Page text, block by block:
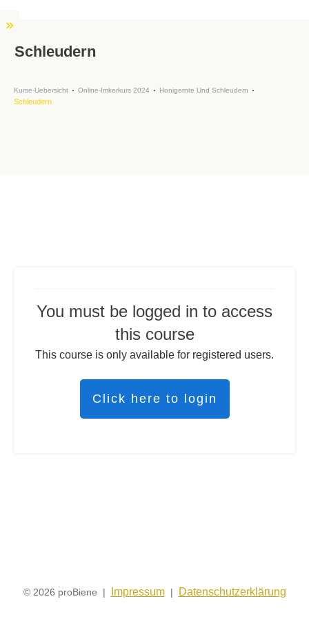
Schleudern
Kurse-Uebersicht Online-Imkerkurs 2024 Honigernte Und Schleudern
Schleudern
You must be logged in to access
this course
This course is only available for registered users.
Click here to login
© 2026 proBiene | Impressum| Datenschutzerklärung